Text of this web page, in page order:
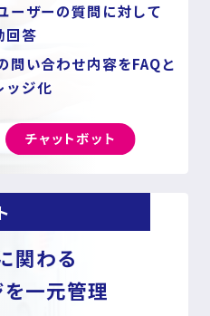
ーザーの質問に対して
回答
問い合わせ内容をFAQと
ッジ化
関わる
一元管理